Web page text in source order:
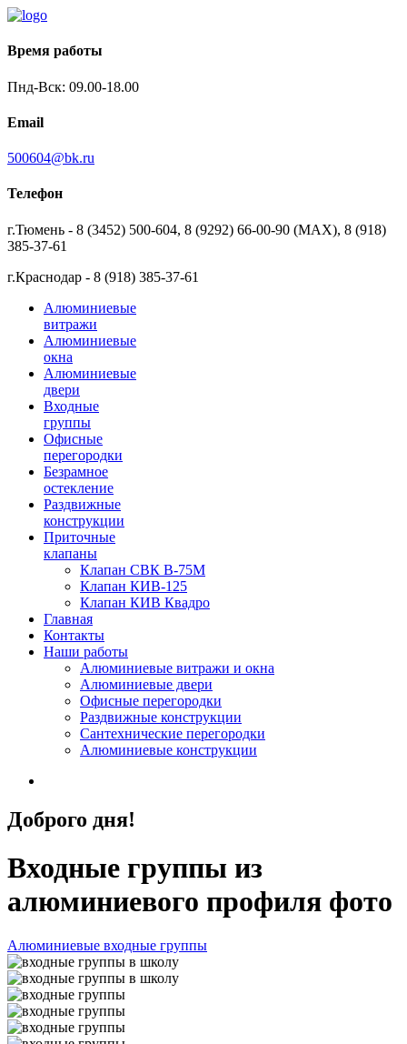
Время работы
Пнд-Вск: 09.00-18.00
Email
500604@bk.ru
Телефон
г.Тюмень - 8 (3452) 500-604, 8 (9292) 66-00-90 (MAX), 8 (918)
385-37-61
г.Краснодар - 8 (918) 385-37-61
Алюминиевые
витражи
Алюминиевые
окна
Алюминиевые
двери
Входные
группы
Офисные
перегородки
Безрамное
остекление
Раздвижные
конструкции
Приточные
клапаны
Клапан СВК В-75М
Клапан КИВ-125
Клапан КИВ Квадро
Главная
Контакты
Наши работы
Алюминиевые витражи и окна
Алюминиевые двери
Офисные перегородки
Раздвижные конструкции
Сантехнические перегородки
Алюминиевые конструкции
Доброго дня!
Входные группы из
алюминиевого профиля фото
Алюминиевые входные группы